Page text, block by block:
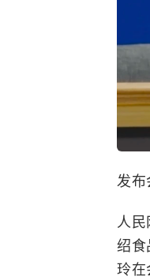
发布
人
绍食
玲在